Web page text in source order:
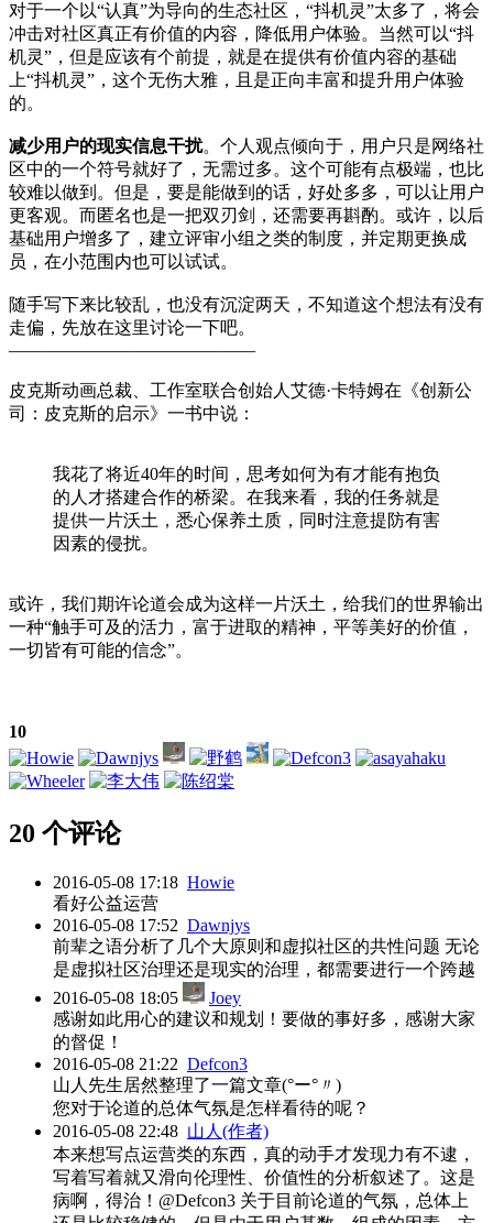
对于一个以“认真”为导向的生态社区，“抖机灵”太多了，将会
冲击对社区真正有价值的内容，降低用户体验。当然可以“抖
机灵”，但是应该有个前提，就是在提供有价值内容的基础
上“抖机灵”，这个无伤大雅，且是正向丰富和提升用户体验
的。
减少用户的现实信息干扰。个人观点倾向于，用户只是网络社
区中的一个符号就好了，无需过多。这个可能有点极端，也比
较难以做到。但是，要是能做到的话，好处多多，可以让用户
更客观。而匿名也是一把双刃剑，还需要再斟酌。或许，以后
基础用户增多了，建立评审小组之类的制度，并定期更换成
员，在小范围内也可以试试。
随手写下来比较乱，也没有沉淀两天，不知道这个想法有没有
走偏，先放在这里讨论一下吧。
——————————————
皮克斯动画总裁、工作室联合创始人艾德·卡特姆在《创新公
司：皮克斯的启示》一书中说：
我花了将近40年的时间，思考如何为有才能有抱负
的人才搭建合作的桥梁。在我来看，我的任务就是
提供一片沃土，悉心保养土质，同时注意提防有害
因素的侵扰。
或许，我们期许论道会成为这样一片沃土，给我们的世界输出
一种“触手可及的活力，富于进取的精神，平等美好的价值，
一切皆有可能的信念”。
10
20 个评论
2016-05-08 17:18 Howie
看好公益运营
2016-05-08 17:52 Dawnjys
前辈之语分析了几个大原则和虚拟社区的共性问题 无论
是虚拟社区治理还是现实的治理，都需要进行一个跨越
2016-05-08 18:05
Joey
感谢如此用心的建议和规划！要做的事好多，感谢大家
的督促！
2016-05-08 21:22 Defcon3
山人先生居然整理了一篇文章(°ー°〃)
您对于论道的总体气氛是怎样看待的呢？
2016-05-08 22:48 山人(作者)
本来想写点运营类的东西，真的动手才发现力有不逮，
写着写着就又滑向伦理性、价值性的分析叙述了。这是
病啊，得治！@Defcon3 关于目前论道的气氛，总体上